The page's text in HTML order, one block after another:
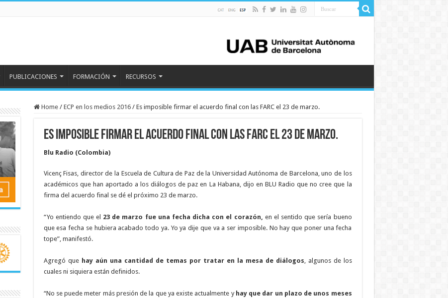
PUBLICACIONES FORMACIÓN RECURSOS
Home / ECP en los medios 2016 / Es imposible firmar el acuerdo final con las FARC el 23 de marzo.
Es imposible firmar el acuerdo final con las FARC el 23 de marzo.
Blu Radio (Colombia)
Vicenç Fisas, director de la Escuela de Cultura de Paz de la Universidad Autónoma de Barcelona, uno de los
académicos que han aportado a los diálogos de paz en La Habana, dijo en BLU Radio que no cree que la
firma del acuerdo final se dé el próximo 23 de marzo.
“Yo entiendo que el 23 de marzo fue una fecha dicha con el corazón, en el sentido que sería bueno
que esa fecha se hubiera acabado todo ya. Yo ya dije que va a ser imposible. No hay que poner una fecha
tope”, manifestó.
Agregó que hay aún una cantidad de temas por tratar en la mesa de diálogos, algunos de los
cuales ni siquiera están definidos.
“No se puede meter más presión de la que ya existe actualmente y hay que dar un plazo de unos meses